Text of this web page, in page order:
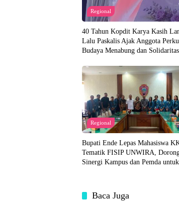
Regional
40 Tahun Kopdit Karya Kasih
Lalu Paskalis Ajak Anggota
Budaya Menabung dan Solidaritas
Regional
Bupati Ende Lepas Mahasiswa
Tematik FISIP UNWIRA,
Sinergi Kampus dan Pemda untuk
Baca Juga